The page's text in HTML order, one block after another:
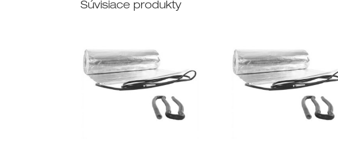
Súvisiace produkty